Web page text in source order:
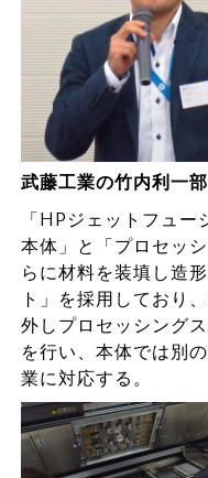
武藤工業の竹内利一
「HPジェットフュ
本体」と「プロセッ
らに材料を装填し造
ト」を採用しており
外しプロセッシング
を行い、本体では別
業に対応する。